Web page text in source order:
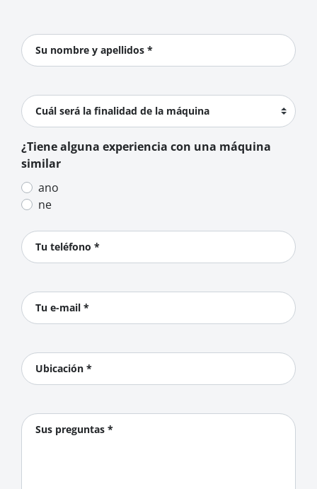
Su nombre y apellidos *
Cuál será la finalidad de la máquina
¿Tiene alguna experiencia con una máquina
similar
ano
ne
Tu teléfono *
Tu e-mail *
Ubicación *
Sus preguntas *